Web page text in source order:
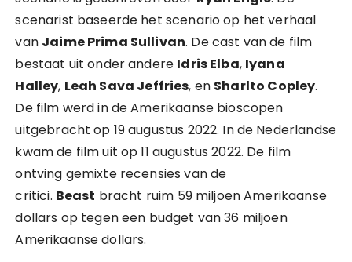
scenarist baseerde het scenario op het verhaal
van Jaime Prima Sullivan. De cast van de film
bestaat uit onder andere Idris Elba, Iyana
Halley, Leah Sava Jeffries, en Sharlto Copley.
De film werd in de Amerikaanse bioscopen
uitgebracht op 19 augustus 2022. In de Nederlandse
kwam de film uit op 11 augustus 2022. De film
ontving gemixte recensies van de
critici. Beast bracht ruim 59 miljoen Amerikaanse
dollars op tegen een budget van 36 miljoen
Amerikaanse dollars.